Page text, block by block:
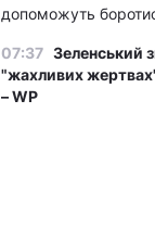
допоможуть
07:37 Зеленський
"жахливих
– WP